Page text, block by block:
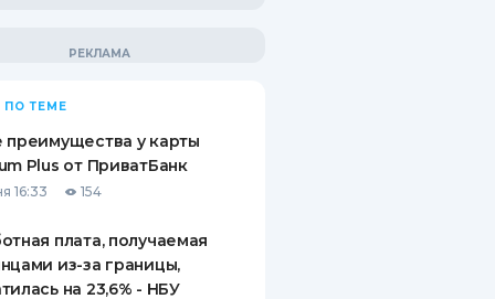
ВИНЬЕТКА
СОТРУДНИКОВ
ОТ
СЛУЧАЕВ
ВОПРОСЫ И ОТВЕТЫ
ПУТЕВОДИТЕЛИ ПО
ПО ТЕМЕ
преимущества у карты
Plus от ПриватБанк
16:33 154
плата, получаемая
из-за границы,
на 23,6% - НБУ